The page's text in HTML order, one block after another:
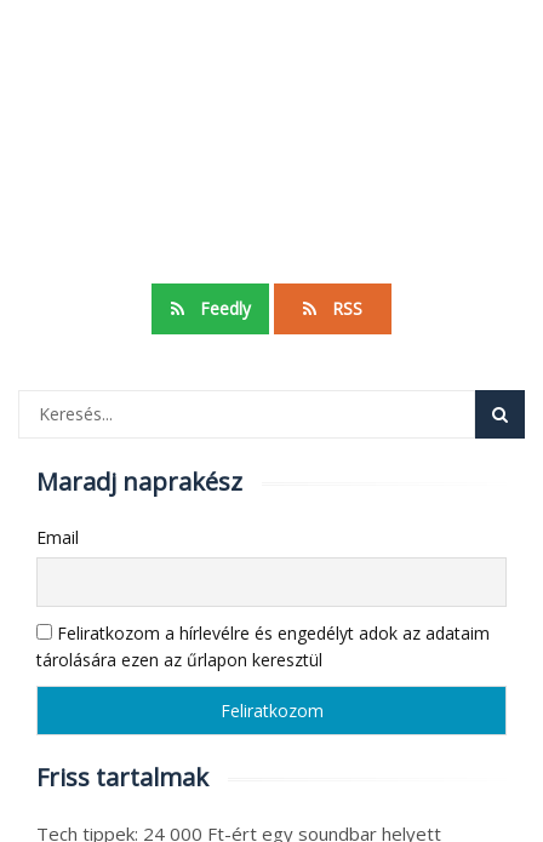
Feedly RSS
Maradj naprakész
Email
Feliratkozom a hírlevélre és engedélyt adok az adataim
tárolására ezen az űrlapon keresztül
Friss tartalmak
Tech tippek: 24 000 Ft-ért egy soundbar helyett